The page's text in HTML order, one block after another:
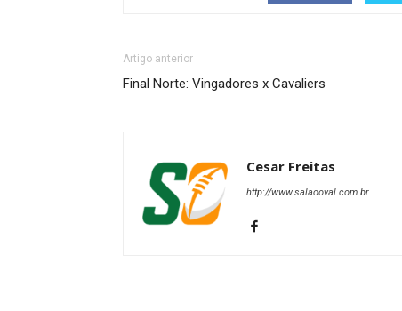
Artigo anterior
Final Norte: Vingadores x Cavaliers
Cesar Freitas
http://www.salaooval.com.br